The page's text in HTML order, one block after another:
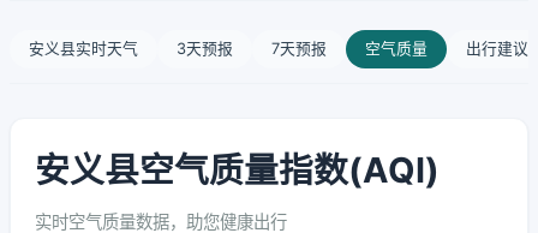
安义县实时天气 3天预报 7天预报 空气质量 出行建议
安义县空气质量指数(AQI)
实时空气质量数据，助您健康出行